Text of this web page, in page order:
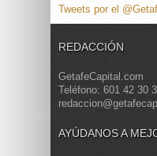
Tweets por el
REDACCIÓN
GetafeCapital.com
Teléfono: 601 42 30
AYÚDANOS A